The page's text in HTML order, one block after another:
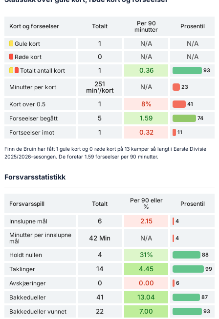
Kort og forseelser Totalt
Per 90
minutter
Prosentil
Gule kort 1 N/A N/A
Røde kort 0 N/A N/A
Totalt antall kort 1 0.36 93
Minutter per kort
251
min'/kort
N/A 23
Kort over 0.5 1 8% 41
Forseelser begått 5 1.59 74
Fortseelser imot 1 0.32 11
Finn de Bruin har fått 1 gule kort og 0 røde kort på 13 kamper så langt i Eerste Divisie
2025/2026-sesongen. De foretar 1.59 forseelser per 90 minutter.
Forsvarsstatistikk
Forsvarsspill Totalt
Per 90 eller
%
Prosentil
Innslupne mål 6 2.15 4
Minutter per innslupne
mål
42 Min N/A 4
Holdt nullen 4 31% 88
Taklinger 14 4.45 99
Avskjæringer 0 0.00 6
Bakkedueller 41 13.04 87
Bakkedueller vunnet 22 7.00 93